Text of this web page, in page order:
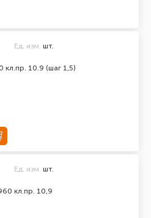
кл.пр. 10.9 (шаг 1,5)
Ед. изм. шт.
кл.пр. 10,9
Ед. изм. шт.